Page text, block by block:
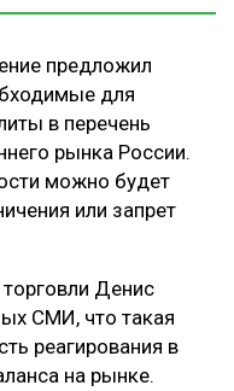
предложил
для
в перечень
рынка России.
можно будет
или запрет
Денис
СМИ, что такая
реагирования в
на рынке.